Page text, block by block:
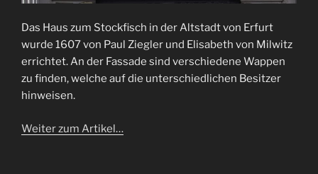
Das Haus zum Stockfisch in der Altstadt von Erfurt
wurde 1607 von Paul Ziegler und Elisabeth von Milwitz
errichtet. An der Fassade sind verschiedene Wappen
zu finden, welche auf die unterschiedlichen Besitzer
hinweisen.
Weiter zum Artikel…